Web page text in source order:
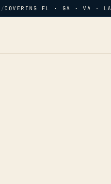
/COVERING FL · GA · VA · LA